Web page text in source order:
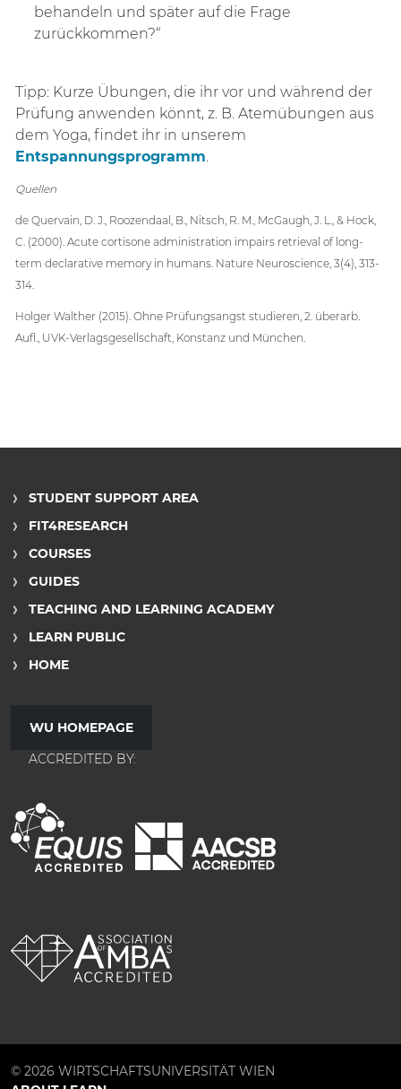
behandeln und später auf die Frage
zurückkommen?“
Tipp: Kurze Übungen, die ihr vor und während der
Prüfung anwenden könnt, z. B. Atemübungen aus
dem Yoga, findet ihr in unserem
Entspannungsprogramm.
Quellen
de Quervain, D. J., Roozendaal, B., Nitsch, R. M., McGaugh, J. L., & Hock,
C. (2000). Acute cortisone administration impairs retrieval of long-
term declarative memory in humans. Nature Neuroscience, 3(4), 313-
314.
Holger Walther (2015). Ohne Prüfungsangst studieren, 2. überarb.
Aufl., UVK-Verlagsgesellschaft, Konstanz und München.
STUDENT SUPPORT AREA
FIT4RESEARCH
COURSES
GUIDES
TEACHING AND LEARNING ACADEMY
LEARN PUBLIC
HOME
WU HOMEPAGE
ACCREDITED BY:
© 2026 WIRTSCHAFTSUNIVERSITÄT WIEN